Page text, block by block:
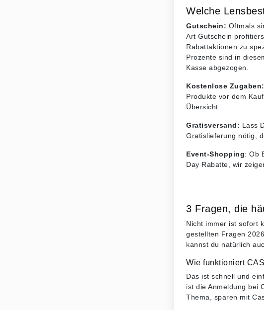
Welche
Gutschein: Oftmals
Art Gutschein
Rabattaktionen zu
Prozente sind in
Kasse abgezogen.
Kostenlose Zugaben:
Produkte vor dem
Übersicht.
Gratisversand: Lass
Gratislieferung nötig,
Event-Shopping: Ob
Day Rabatte, wir
3 Fragen, die
Nicht immer ist sofort
gestellten Fragen
kannst du natürlich
Wie funktioniert
Das ist schnell und
ist die Anmeldung bei
Thema, sparen mit